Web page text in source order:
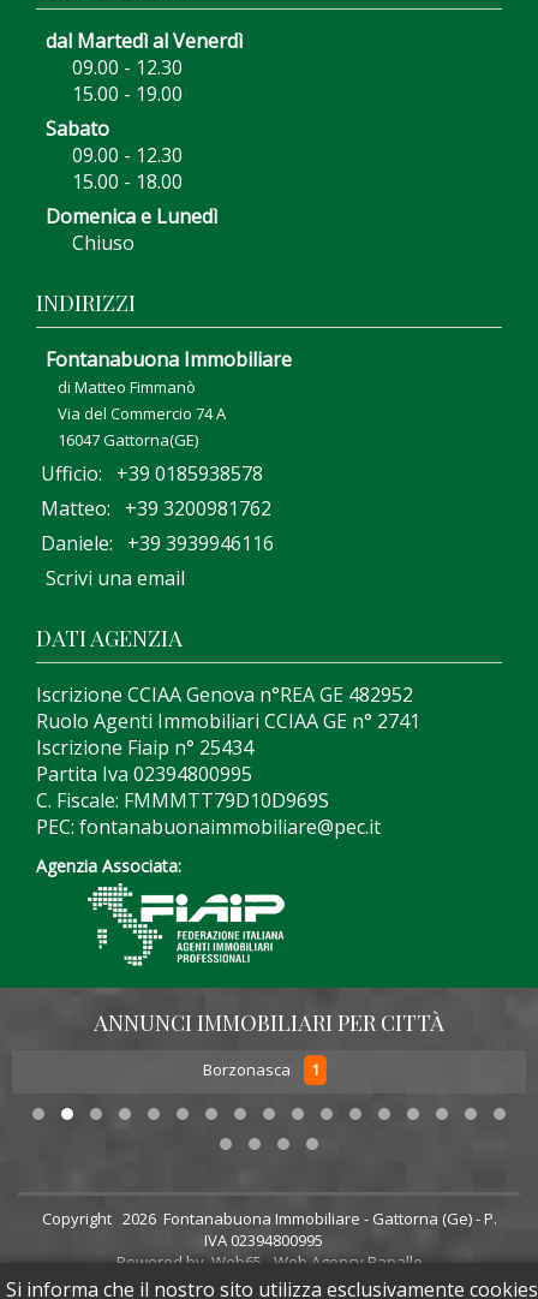
Si informa che il nostro sito utilizza esclusivamente cookies
dal Martedì al Venerdì
09.00 - 12.30
15.00 - 19.00
Sabato
09.00 - 12.30
15.00 - 18.00
Domenica e Lunedì
Chiuso
INDIRIZZI
Fontanabuona Immobiliare
di Matteo Fimmanò
Via del Commercio 74 A
16047 Gattorna(GE)
Ufficio: +39 0185938578
Matteo: +39 3200981762
Daniele: +39 3939946116
Scrivi una email
DATI AGENZIA
Iscrizione CCIAA Genova n°REA GE 482952
Ruolo Agenti Immobiliari CCIAA GE n° 2741
Iscrizione Fiaip n° 25434
Partita Iva 02394800995
C. Fiscale: FMMMTT79D10D969S
PEC: fontanabuonaimmobiliare@pec.it
Agenzia Associata:
ANNUNCI IMMOBILIARI PER CITTÀ
Borzonasca 1
Copyright 2026 Fontanabuona Immobiliare - Gattorna (Ge) - P.
IVA 02394800995
Powered byWeb65 - Web Agency Rapallo
Sito aggiornato il: 07/08/2026 alle 16:58